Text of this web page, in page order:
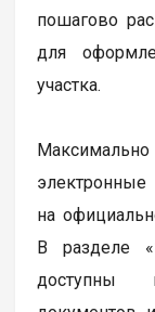
пошагово
для
участка.
на
В разделе
доступны